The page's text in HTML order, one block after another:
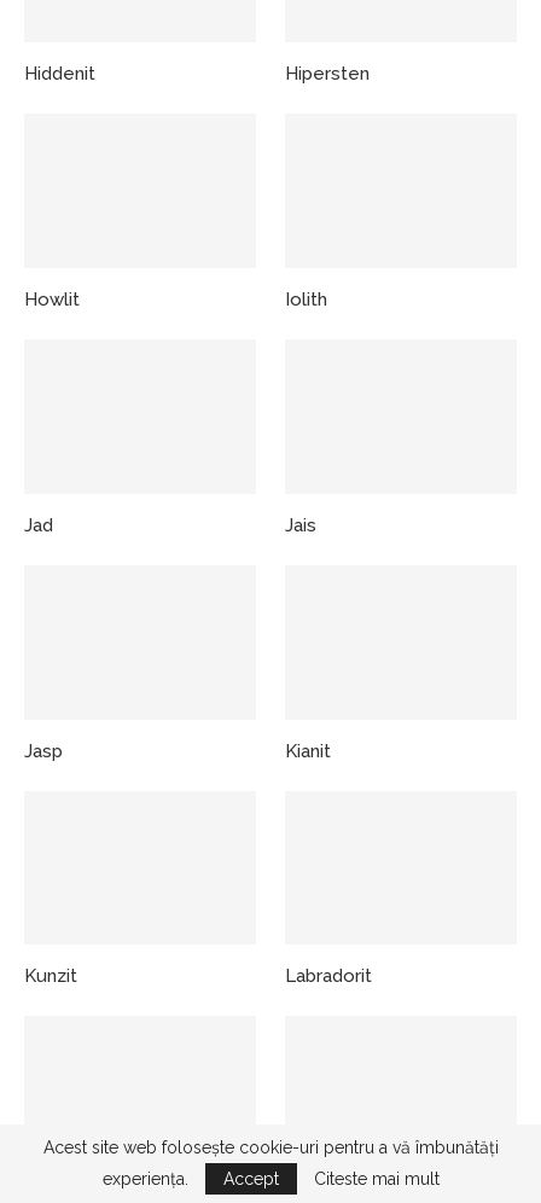
Hiddenit Hipersten
Howlit Iolith
Jad Jais
Jasp Kianit
Kunzit Labradorit
Acest site web folosește cookie-uri pentru a vă îmbunătăți
experiența.
Accept Citeste mai mult